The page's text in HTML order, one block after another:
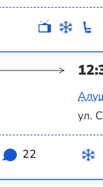
ул.
22